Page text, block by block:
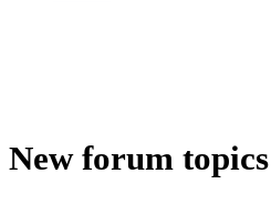
New forum topics